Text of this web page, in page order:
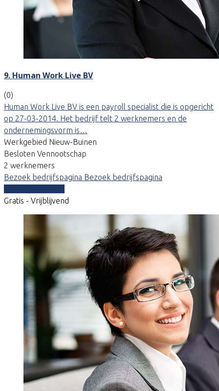
9. Human Work Live BV
(0)
Human Work Live BV is een payroll specialist die is opgericht
op 27-03-2014. Het bedrijf telt 2 werknemers en de
ondernemingsvorm is…
Werkgebied Nieuw-Buinen
Besloten Vennootschap
2 werknemers
Bezoek bedrijfspagina Bezoek bedrijfspagina
Gratis - Vrijblijvend